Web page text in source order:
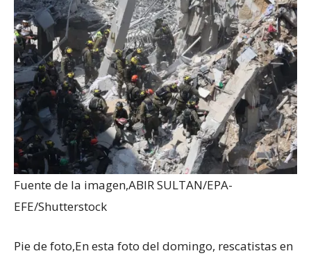
Fuente de la imagen,ABIR SULTAN/EPA-
EFE/Shutterstock
Pie de foto,En esta foto del domingo, rescatistas en